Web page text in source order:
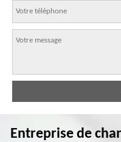
Entreprise de